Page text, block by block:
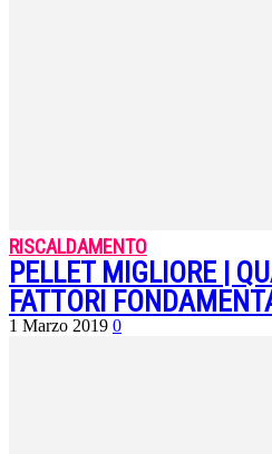
RISCALDAMENTO
PELLET MIGLIORE |
FATTORI
1 Marzo 2019 0